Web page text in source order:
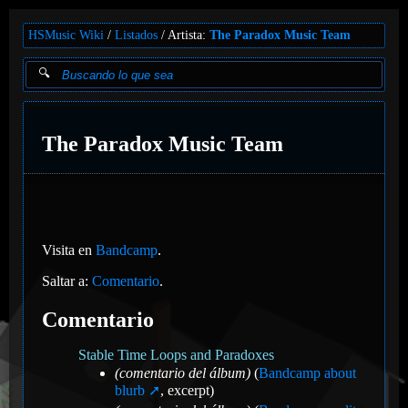
HSMusic Wiki Listados Artista: The Paradox Music Team
The Paradox Music Team
Visita en Bandcamp.
Saltar a: Comentario.
Comentario
Stable Time Loops and Paradoxes
(comentario del álbum) (Bandcamp about
blurb
, excerpt)